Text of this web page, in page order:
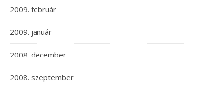
2009. február
2009. január
2008. december
2008. szeptember